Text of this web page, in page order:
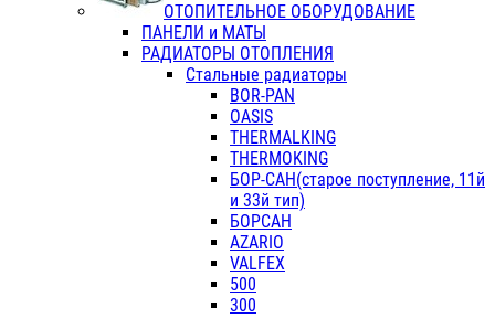
ОТОПИТЕЛЬНОЕ ОБОРУДОВАНИЕ
ПАНЕЛИ и МАТЫ
РАДИАТОРЫ ОТОПЛЕНИЯ
Стальные радиаторы
BOR-PAN
OASIS
THERMALKING
THERMOKING
БОР-САН(старое поступление, 11й
и 33й тип)
БОРСАН
AZARIO
VALFEX
500
300